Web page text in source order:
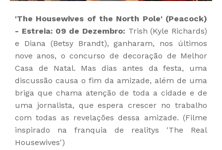
'The Housewives of the North Pole' (Peacock)
- Estreia: 09 de Dezembro: Trish (Kyle Richards)
e Diana (Betsy Brandt), ganharam, nos últimos
nove anos, o concurso de decoração de Melhor
Casa de Natal. Mas dias antes da festa, uma
discussão causa o fim da amizade, além de uma
briga que chama atenção de toda a cidade e de
uma jornalista, que espera crescer no trabalho
com todas as revelações dessa amizade. (Filme
inspirado na franquia de realitys 'The Real
Housewives')